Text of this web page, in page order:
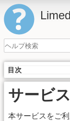
目次
サービ
本サービスをご